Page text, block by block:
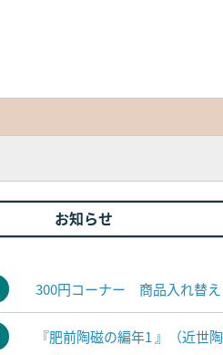
お知らせ
300円コーナー 商品入れ替え
『肥前陶磁の編年1 』（近世